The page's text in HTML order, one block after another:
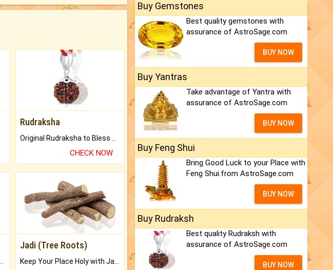
Rudraksha
Original Rudraksha to Bless Your Way.
CHECK NOW
Jadi (Tree Roots)
Buy Gemstones
Best quality gemstones with
assurance of AstroSage.com
BUY NOW
Buy Yantras
Take advantage of Yantra with
assurance of AstroSage.com
BUY NOW
Buy Feng Shui
Bring Good Luck to your Place with
Feng Shui.from AstroSage.com
BUY NOW
Buy Rudraksh
Best quality Rudraksh with
assurance of AstroSage.com
BUY NOW